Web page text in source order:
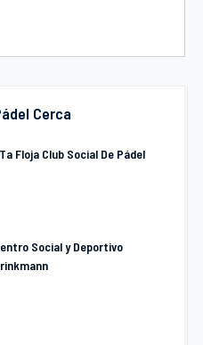
Cerca
Floja Club Social De Pádel
Social y Deportivo